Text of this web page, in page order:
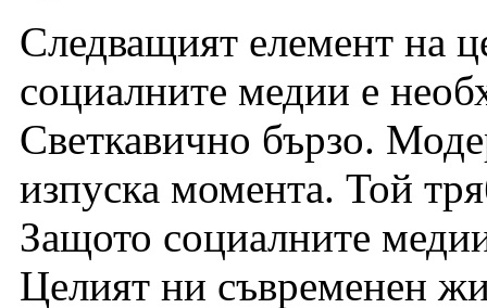
Следващият елемент на
социалните медии е
Светкавично бързо.
изпуска момента. Той
Защото социалните
Целият ни съвременен